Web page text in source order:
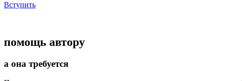
Вступить
помощь автору
а она требуется